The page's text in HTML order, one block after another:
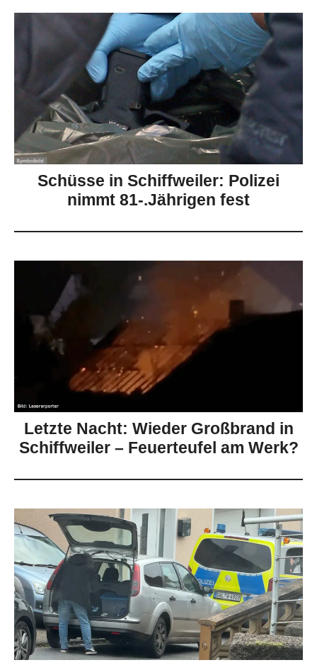
Schüsse in Schiffweiler: Polizei
nimmt 81-.Jährigen fest
Letzte Nacht: Wieder Großbrand in
Schiffweiler – Feuerteufel am Werk?